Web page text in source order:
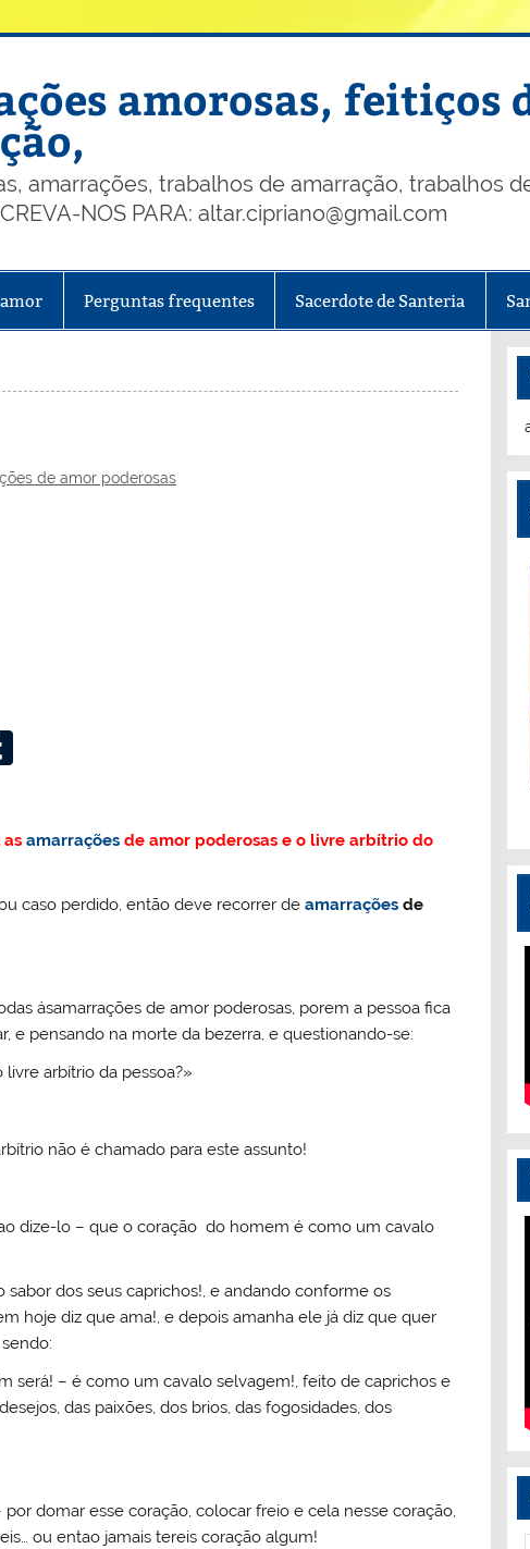
amorosas, feitiços
amarrações, trabalhos de amarração, trabalhos
NOS PARA: altar.cipriano@gmail.com
Perguntas frequentes Sacerdote de Santeria
de amor poderosas
bl
asamarrações de amor poderosas e o livre arbítrio do
caso perdido, então deve recorrer deamarrações de
ásamarrações de amor poderosas, porem a pessoa fica
e pensando na morte da bezerra, e questionando-se:
arbítrio da pessoa?»
não é chamado para este assunto!
dize-lo – que o coração do homem é como um cavalo
dos seus caprichos!, e andando conforme os
hoje diz que ama!, e depois amanha ele já diz que quer
será! – é como um cavalo selvagem!, feito de caprichos e
das paixões, dos brios, das fogosidades, dos
domar esse coração, colocar freio e cela nesse coração,
ou entao jamais tereis coração algum!